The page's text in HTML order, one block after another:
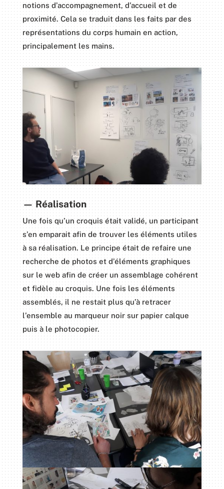
notions d’accompagnement, d’accueil et de
proximité. Cela se traduit dans les faits par des
représentations du corps humain en action,
principalement les mains.
— Réalisation
Une fois qu’un croquis était validé, un participant
s’en emparait afin de trouver les éléments utiles
à sa réalisation. Le principe était de refaire une
recherche de photos et d’éléments graphiques
sur le web afin de créer un assemblage cohérent
et fidèle au croquis. Une fois les éléments
assemblés, il ne restait plus qu’à retracer
l’ensemble au marqueur noir sur papier calque
puis à le photocopier.